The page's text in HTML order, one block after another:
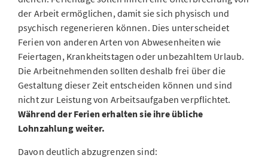
der Arbeit ermöglichen, damit sie sich physisch und
psychisch regenerieren können. Dies unterscheidet
Ferien von anderen Arten von Abwesenheiten wie
Feiertagen, Krankheitstagen oder unbezahltem Urlaub.
Die Arbeitnehmenden sollten deshalb frei über die
Gestaltung dieser Zeit entscheiden können und sind
nicht zur Leistung von Arbeitsaufgaben verpflichtet.
Während der Ferien erhalten sie ihre übliche
Lohnzahlung weiter.
Davon deutlich abzugrenzen sind: